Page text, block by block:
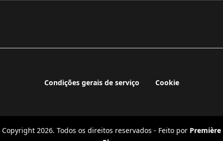
Condições gerais de serviço Cookie
Copyright 2026. Todos os direitos reservados - Feito por Première